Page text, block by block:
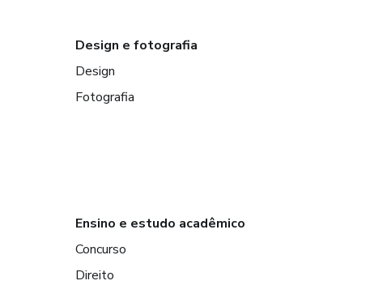
Design e fotografia
Design
Fotografia
Ensino e estudo acadêmico
Concurso
Direito